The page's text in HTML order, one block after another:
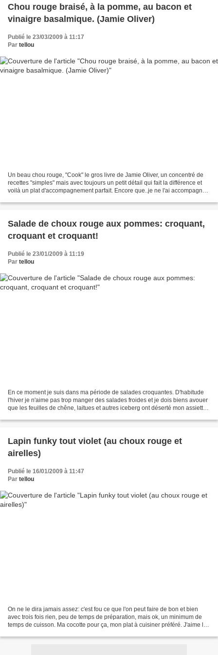
Chou rouge braisé, à la pomme, au bacon et
vinaigre basalmique. (Jamie Oliver)
Publié le 23/03/2009 à 11:17
Par tellou
Un beau chou rouge, "Cook" le gros livre de Jamie Oliver, un concentré de
recettes "simples" mais avec toujours un petit détail qui fait la différence et
voilà un plat d'accompagnement parfait. Encore que..je ne l'ai accompagné
Salade de choux rouge aux pommes: croquant,
croquant et croquant!
Publié le 23/01/2009 à 11:19
Par tellou
En ce moment je suis dans ma période de salades croquantes. D'habitude
l'hiver je n'aime pas trop manger des salades froides et je dois biens avouer
que les feuilles de chêne, laitues et autres iceberg ont déserté mon assiette.
Lapin funky tout violet (au choux rouge et
airelles)
Publié le 16/01/2009 à 11:47
Par tellou
On ne le dira jamais assez: c'est fou ce que l'on peut faire de bon et bien
avec trois fois rien, peu de temps de préparation, mais ok, un minimum de
temps de cuisson. Ma cocotte pour ça, mon plat à cuisiner préféré. J'aime la